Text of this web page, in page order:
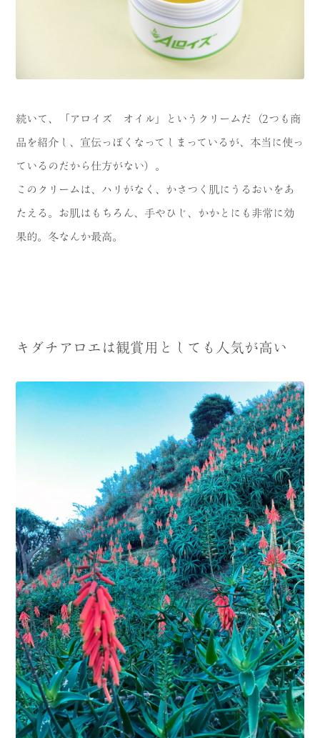
続いて、「アロイズ オイル」というクリームだ（2つも商
品を紹介し、宣伝っぽくなってしまっているが、本当に使っ
ているのだから仕方がない）。
このクリームは、ハリがなく、かさつく肌にうるおいをあ
たえる。お肌はもちろん、手やひじ、かかとにも非常に効
果的。冬なんか最高。
キダチアロエは観賞用としても人気が高い